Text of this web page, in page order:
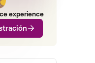
experience